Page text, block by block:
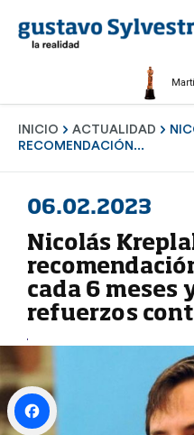
Martín
INICIO ACTUALIDAD
RECOMENDACIÓN...
06.02.2023
Nicolás
cada 6 meses
refuerzos